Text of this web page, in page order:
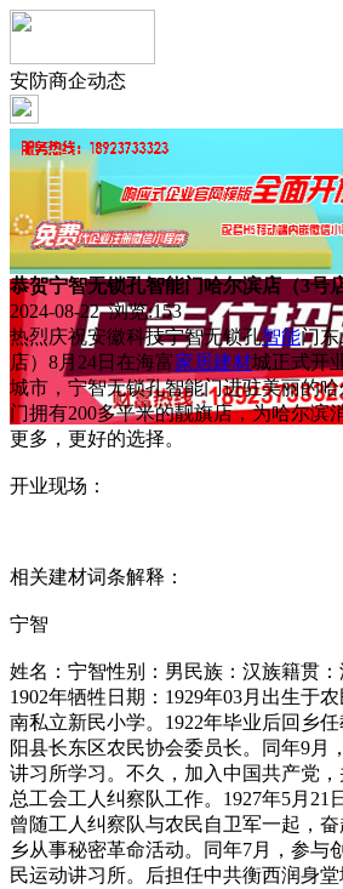
安防商企动态
恭贺宁智无锁孔智能门哈尔滨店（3号
2024-08-22 浏览:153
热烈庆祝安徽科技宁智无锁孔智能门
店）8月24日在海富家居建材城正式开
城市，宁智无锁孔智能门进驻美丽的
门拥有200多平米的靓旗店，为哈尔滨
更多，更好的选择。
开业现场：
相关建材词条解释：
宁智
姓名：宁智性别：男民族：汉族籍贯：
1902年牺牲日期：1929年03月出生于
南私立新民小学。1922年毕业后回乡
阳县长东区农民协会委员长。同年9月
讲习所学习。不久，加入中国共产党
总工会工人纠察队工作。1927年5月21
曾随工人纠察队与农民自卫军一起，
乡从事秘密革命活动。同年7月，参与
民运动讲习所。后担任中共衡西润身